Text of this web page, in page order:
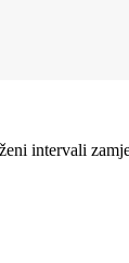
intervali